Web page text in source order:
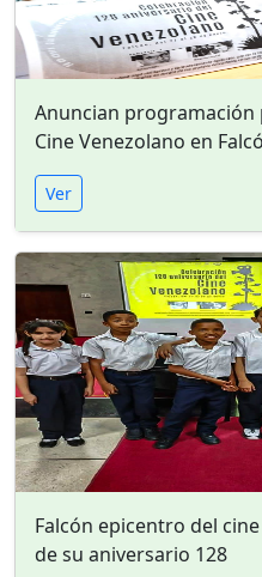
Anuncian programación
Cine Venezolano en
Ver
Falcón epicentro del
de su aniversario 128